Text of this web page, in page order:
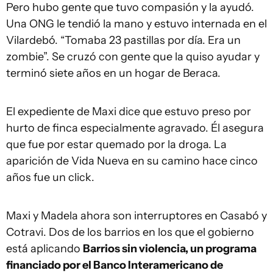
Pero hubo gente que tuvo compasión y la ayudó.
Una ONG le tendió la mano y estuvo internada en el
Vilardebó. “Tomaba 23 pastillas por día. Era un
zombie”. Se cruzó con gente que la quiso ayudar y
terminó siete años en un hogar de Beraca.
El expediente de Maxi dice que estuvo preso por
hurto de finca especialmente agravado. Él asegura
que fue por estar quemado por la droga. La
aparición de Vida Nueva en su camino hace cinco
años fue un click.
Maxi y Madela ahora son interruptores en Casabó y
Cotravi. Dos de los barrios en los que el gobierno
está aplicando Barrios sin violencia, un programa
financiado por el Banco Interamericano de